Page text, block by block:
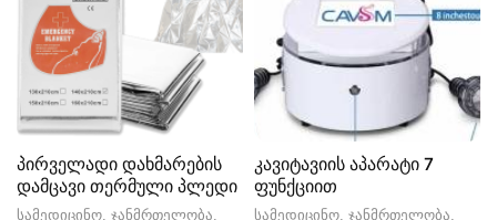
პირველადი დახმარების
დამცავი თერმული პლედი
სამედიცინო, ჯანმრთელობა,
კავიტავიის აპარატი 7
ფუნქციით
სამედიცინო, ჯანმრთელობა,